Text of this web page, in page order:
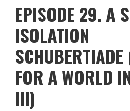
EPISODE 29. A
ISOLATION
FOR A WORLD
III)